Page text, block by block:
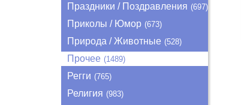
Праздники / Поздравления (697)
Приколы / Юмор (673)
Природа / Животные (528)
Прочее (1489)
Регги (765)
Религия (983)